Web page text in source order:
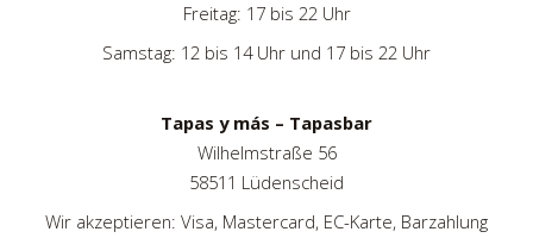
Freitag: 17 bis 22 Uhr
Samstag: 12 bis 14 Uhr und 17 bis 22 Uhr
Tapas y más – Tapasbar
Wilhelmstraße 56
58511 Lüdenscheid
Wir akzeptieren: Visa, Mastercard, EC-Karte, Barzahlung